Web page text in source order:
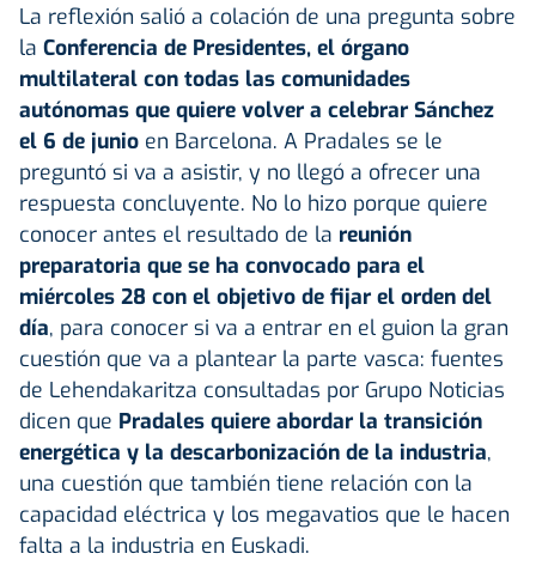
La reflexión salió a colación de una pregunta sobre
la Conferencia de Presidentes, el órgano
multilateral con todas las comunidades
autónomas que quiere volver a celebrar Sánchez
el 6 de junio en Barcelona. A Pradales se le
preguntó si va a asistir, y no llegó a ofrecer una
respuesta concluyente. No lo hizo porque quiere
conocer antes el resultado de la reunión
preparatoria que se ha convocado para el
miércoles 28 con el objetivo de fijar el orden del
día, para conocer si va a entrar en el guion la gran
cuestión que va a plantear la parte vasca: fuentes
de Lehendakaritza consultadas por Grupo Noticias
dicen que Pradales quiere abordar la transición
energética y la descarbonización de la industria,
una cuestión que también tiene relación con la
capacidad eléctrica y los megavatios que le hacen
falta a la industria en Euskadi.